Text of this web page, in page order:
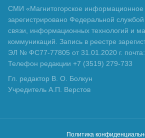
СМИ «Магнитогорское информационное
зарегистрировано Федеральной
связи, информационных технологий и
коммуникаций. Запись в реестре
ЭЛ № ФС77-77805 от 31.01.2020 г.
Телефон редакции +7 (3519) 279-733
Гл. редактор В. О. Болкун
Учредитель А.П. Верстов
Политика